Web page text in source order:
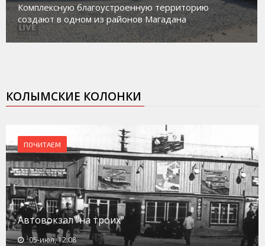
Комплексную благоустроенную территорию
создают в одном из районов Магадана
КОЛЫМСКИЕ КОЛОНКИ
ПОЧИТАЕМ
Автовокзал "на троих"
05-июл, 12:08